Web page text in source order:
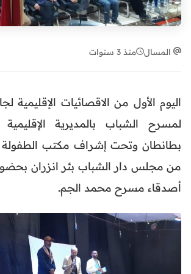
المسال منذ 3 سنوات
اليوم الأول من الاقصائيات الإقليمية
لمسرح الشباب بالمديرية
بطانطان وتحت إشراف مكتب الطفولة
من مجلس دار الشباب بئر انزران
أصدقاء مسرح محمد الجم.